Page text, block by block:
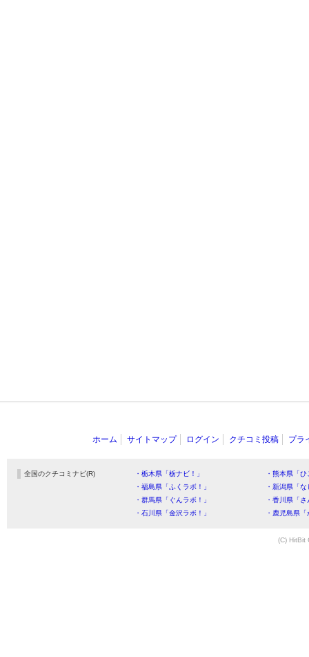
ホーム サイトマップ ログイン クチコミ投稿 プラ
全国のクチコミナビ(R) ・栃木県「栃ナビ！」
・熊本県「
・福島県「ふくラボ！」
・新潟県「
・群馬県「ぐんラボ！」
・香川県「
・石川県「金沢ラボ！」
・鹿児島県
(C) HitBit